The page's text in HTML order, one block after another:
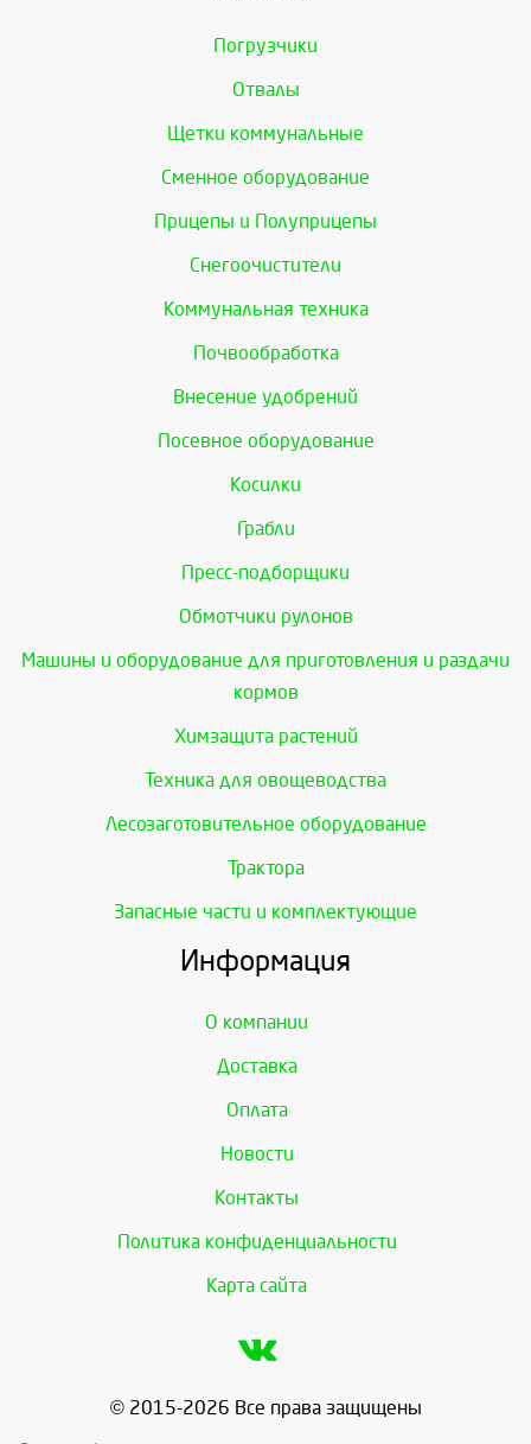
Погрузчики
Отвалы
Щетки коммунальные
Сменное оборудование
Прицепы и Полуприцепы
Снегоочистители
Коммунальная техника
Почвообработка
Внесение удобрений
Посевное оборудование
Косилки
Грабли
Пресс-подборщики
Обмотчики рулонов
Машины и оборудование для приготовления и раздачи
кормов
Химзащита растений
Техника для овощеводства
Лесозаготовительное оборудование
Трактора
Запасные части и комплектующие
Информация
О компании
Доставка
Оплата
Новости
Контакты
Политика конфиденциальности
Карта сайта
© 2015-2026 Все права защищены